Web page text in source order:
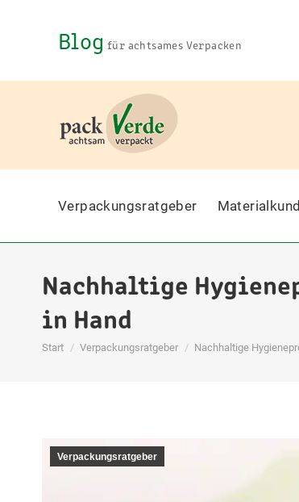
Blog für achtsames Verpacken
Verpackungsratgeber
Nachhaltige
in Hand
Sie befinden sich hier:
Start Verpackungsratgeber Nachhaltige
Verpackungsratgeber